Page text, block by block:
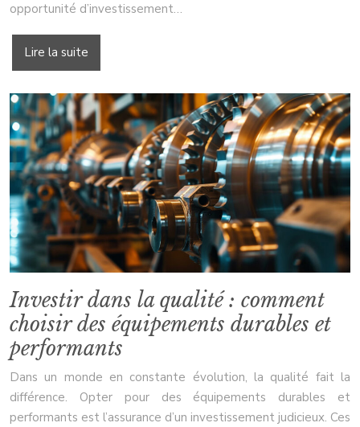
opportunité d’investissement…
Lire la suite
Investir dans la qualité : comment
choisir des équipements durables et
performants
Dans un monde en constante évolution, la qualité fait la
différence. Opter pour des équipements durables et
performants est l’assurance d’un investissement judicieux. Ces